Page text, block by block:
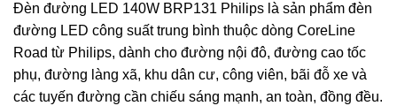
Đèn đường LED 140W BRP131 Philips là sản phẩm đèn
đường LED công suất trung bình thuộc dòng CoreLine
Road từ Philips, dành cho đường nội đô, đường cao tốc
phụ, đường làng xã, khu dân cư, công viên, bãi đỗ xe và
các tuyến đường cần chiếu sáng mạnh, an toàn, đồng đều.